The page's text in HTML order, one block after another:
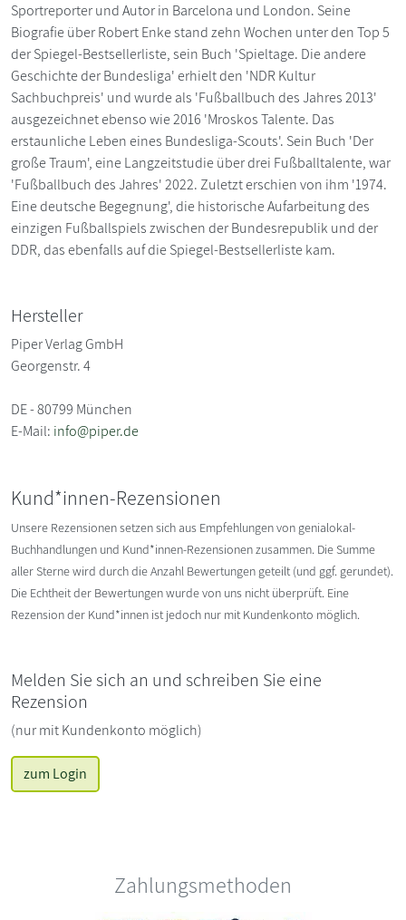
Sportreporter und Autor in Barcelona und London. Seine
Biografie über Robert Enke stand zehn Wochen unter den Top 5
der Spiegel-Bestsellerliste, sein Buch 'Spieltage. Die andere
Geschichte der Bundesliga' erhielt den 'NDR Kultur
Sachbuchpreis' und wurde als 'Fußballbuch des Jahres 2013'
ausgezeichnet ebenso wie 2016 'Mroskos Talente. Das
erstaunliche Leben eines Bundesliga-Scouts'. Sein Buch 'Der
große Traum', eine Langzeitstudie über drei Fußballtalente, war
'Fußballbuch des Jahres' 2022. Zuletzt erschien von ihm '1974.
Eine deutsche Begegnung', die historische Aufarbeitung des
einzigen Fußballspiels zwischen der Bundesrepublik und der
DDR, das ebenfalls auf die Spiegel-Bestsellerliste kam.
Hersteller
Piper Verlag GmbH
Georgenstr. 4
DE - 80799 München
E-Mail: info@piper.de
Kund*innen-Rezensionen
Unsere Rezensionen setzen sich aus Empfehlungen von genialokal-
Buchhandlungen und Kund*innen-Rezensionen zusammen. Die Summe
aller Sterne wird durch die Anzahl Bewertungen geteilt (und ggf. gerundet).
Die Echtheit der Bewertungen wurde von uns nicht überprüft. Eine
Rezension der Kund*innen ist jedoch nur mit Kundenkonto möglich.
Melden Sie sich an und schreiben Sie eine
Rezension
(nur mit Kundenkonto möglich)
zum Login
Zahlungsmethoden